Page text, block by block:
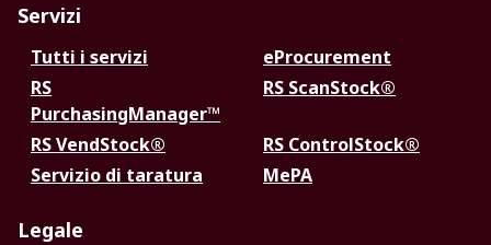
Servizi
Tutti i servizi
eProcurement
RS
PurchasingManager™
RS ScanStock®
RS VendStock®
RS ControlStock®
Servizio di taratura
MePA
Legale